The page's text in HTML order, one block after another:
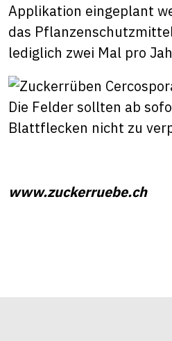
Applikation eingeplant
das
lediglich zwei Mal pro
Die Felder sollten ab
Blattflecken nicht zu
www.zuckerruebe.ch